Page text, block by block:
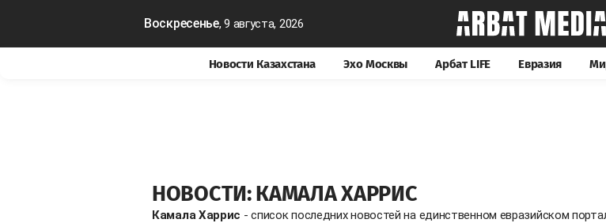
Воскресенье, 9 августа, 2026
Новости Казахстана Эхо Москвы Арбат LIFE Евразия
НОВОСТИ: КАМАЛА ХАРРИС
Камала Харрис - список последних новостей на единственном евразийском